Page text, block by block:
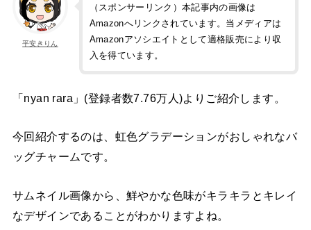
平安きりん
（スポンサーリンク）本記事内の画像は
Amazonへリンクされています。当メディアは
Amazonアソシエイトとして適格販売により収
入を得ています。
「nyan rara」(登録者数7.76万人)よりご紹介します。
今回紹介するのは、虹色グラデーションがおしゃれなバ
ッグチャームです。
サムネイル画像から、鮮やかな色味がキラキラとキレイ
なデザインであることがわかりますよね。